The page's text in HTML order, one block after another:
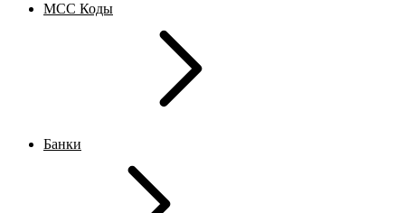
MCC Коды
Банки